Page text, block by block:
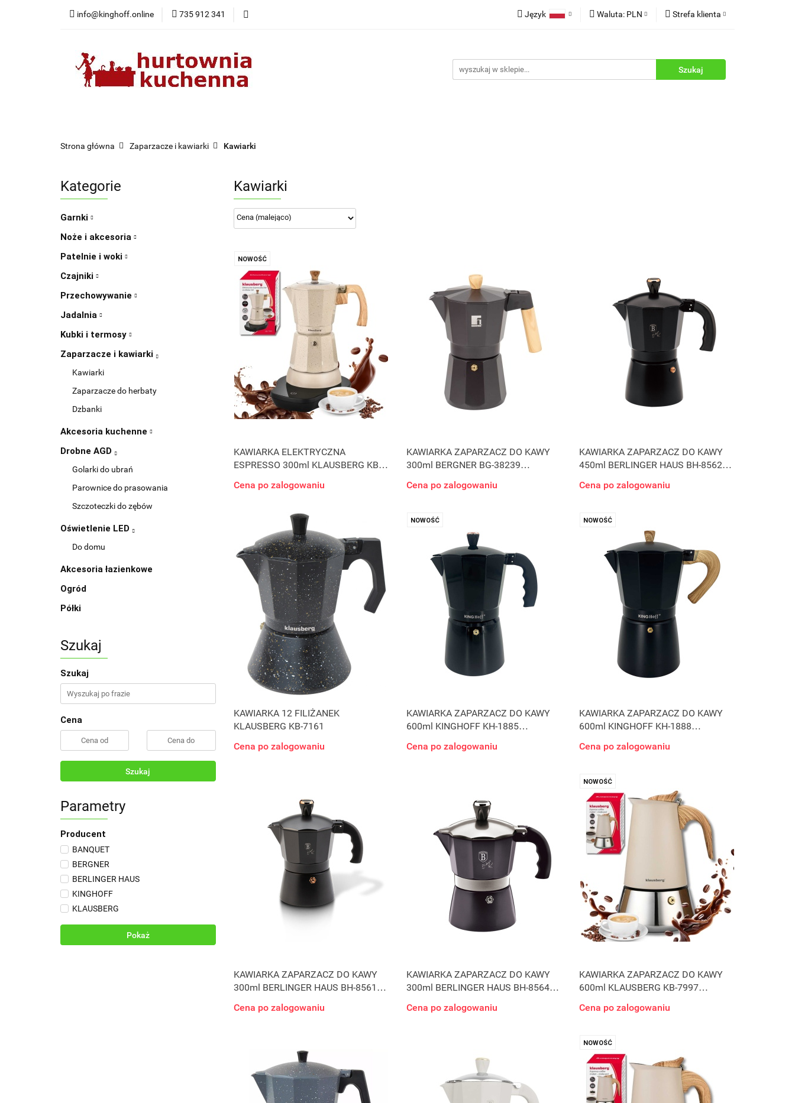
info@kinghoff.online 735 912 341 Język Waluta: PLN Strefa klienta
Zarejestruj się
Dodaj zgłoszenie
Kategorie Instrukcje
Strona główna Zaparzacze i kawiarki Kawiarki
Kategorie
Garnki
Noże i akcesoria
Patelnie i woki
Czajniki
Przechowywanie
Jadalnia
Kubki i termosy
Zaparzacze i kawiarki
Kawiarki
Zaparzacze do herbaty
Dzbanki
Akcesoria kuchenne
Drobne AGD
Golarki do ubrań
Parownice do prasowania
Szczoteczki do zębów
Oświetlenie LED
Do domu
Akcesoria łazienkowe
Ogród
Półki
Szukaj
Szukaj
Cena
Szukaj
Parametry
Producent
BANQUET
BERGNER
BERLINGER HAUS
KINGHOFF
KLAUSBERG
Pokaż
Kawiarki
NOWOŚĆ
KAWIARKA ELEKTRYCZNA
ESPRESSO 300ml KLAUSBERG KB-
Cena po zalogowaniu
KAWIARKA ZAPARZACZ DO KAWY
300ml BERGNER BG-38239
Cena po zalogowaniu
KAWIARKA ZAPARZACZ DO KAWY
450ml BERLINGER HAUS BH-8562
Cena po zalogowaniu
KAWIARKA 12 FILIŻANEK
KLAUSBERG KB-7161
Cena po zalogowaniu
NOWOŚĆ
KAWIARKA ZAPARZACZ DO KAWY
600ml KINGHOFF KH-1885
Cena po zalogowaniu
NOWOŚĆ
KAWIARKA ZAPARZACZ DO KAWY
600ml KINGHOFF KH-1888
Cena po zalogowaniu
KAWIARKA ZAPARZACZ DO KAWY
300ml BERLINGER HAUS BH-8561
Cena po zalogowaniu
KAWIARKA ZAPARZACZ DO KAWY
300ml BERLINGER HAUS BH-8564
Cena po zalogowaniu
NOWOŚĆ
KAWIARKA ZAPARZACZ DO KAWY
600ml KLAUSBERG KB-7997
Cena po zalogowaniu
NOWOŚĆ